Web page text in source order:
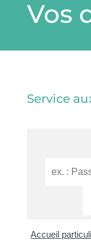
Vos
Service
Accueil